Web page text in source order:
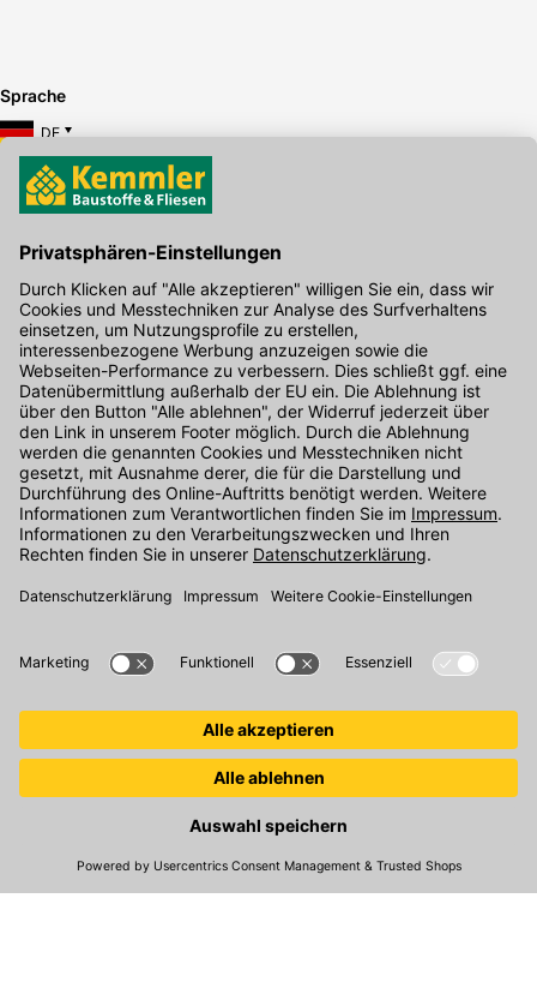
Sprache
DE
Hier gibt's die kostenlose App
Kontakt
Unser Onlineshop Team ist montags bis freitags von 08:00 - 17:00
Uhr unter der Telefonnummer07071 / 151-151für Sie erreichbar.
Alternativ können Sie unser Kontaktformular nutzen.
Den Kontakt direkt in unsere Niederlassungen finden Sie
© 2026 Kemmler Baustoffe GmbH